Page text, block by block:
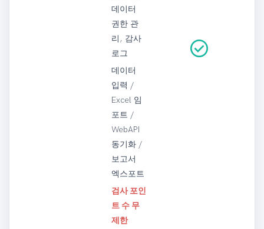
데이터
권한 관
리, 감사
로그
데이터
입력 /
Excel 임
포트 /
WebAPI
동기화 /
보고서
엑스포트
검사 포인
트 수 무
제한
check_circle